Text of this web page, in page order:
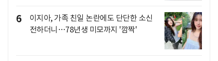
6
이지아, 가족 친일 논란에도 단단한 소신
전하더니…78년생 미모까지 '깜짝'